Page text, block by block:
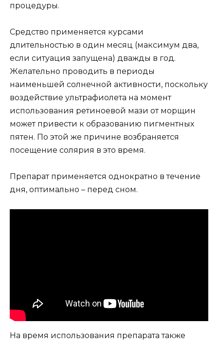
процедуры.
Средство применяется курсами
длительностью в один месяц (максимум два,
если ситуация запущена) дважды в год.
Желательно проводить в периоды
наименьшей солнечной активности, поскольку
воздействие ультрафиолета на момент
использования ретиноевой мази от морщин
может привести к образованию пигментных
пятен. По этой же причине возбраняется
посещение солярия в это время.
Препарат применяется однократно в течение
дня, оптимально – перед сном.
На время использования препарата также